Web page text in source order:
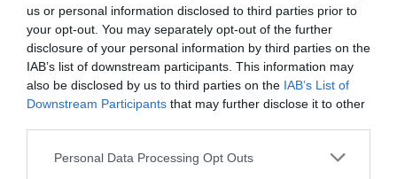
us or personal information disclosed to third parties prior to
your opt-out. You may separately opt-out of the further
disclosure of your personal information by third parties on the
IAB’s list of downstream participants. This information may
also be disclosed by us to third parties on the IAB’s List of
Downstream Participants that may further disclose it to other
Please note that this website/app uses one or more Google
Personal Data Processing Opt Outs
ΦΑΡΜΑΚΑ